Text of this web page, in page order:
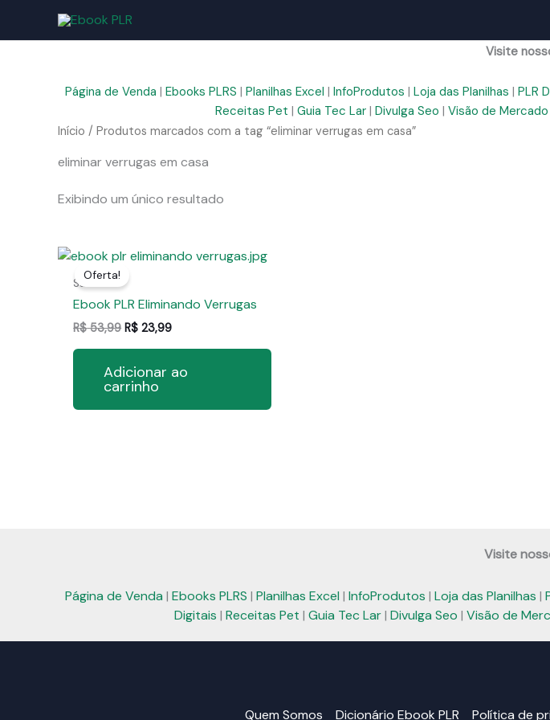
Visite
Página de Venda | Ebooks PLRS | Planilhas Excel | InfoProdutos | Loja das Planilhas | PLR
Receitas Pet | Guia Tec Lar | Divulga Seo | Visão de Mercado
Início / Produtos marcados com a tag “eliminar verrugas em casa”
eliminar verrugas em casa
Exibindo um único resultado
Oferta!
Saúde
Ebook PLR Eliminando Verrugas
R$53,99 O
era:
R$ 53,99.
R$ 23,99O
é:
Adicionar ao
carrinho
Visite
Página de Venda | Ebooks PLRS | Planilhas Excel | InfoProdutos | Loja das Planilhas |
Digitais | Receitas Pet | Guia Tec Lar| Divulga Seo | Visão de
Quem Somos Dicionário Ebook PLR Política de